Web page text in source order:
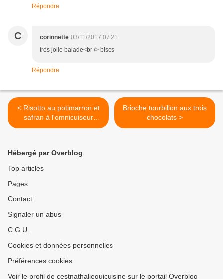
Répondre
C corinnette 03/11/2017 07:21
très jolie balade<br /> bises
Répondre
< Risotto au potimarron et
safran à l'omnicuiseur
vitalité
Brioche tourbillon aux trois
chocolats >
Hébergé par Overblog
Top articles
Pages
Contact
Signaler un abus
C.G.U.
Cookies et données personnelles
Préférences cookies
Voir le profil de cestnathaliequicuisine sur le portail Overblog